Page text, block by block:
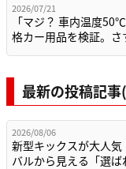
2026/07/21
「マジ？ 車内温度
格カー用品を検証。
最新の投稿記
2026/08/06
新型キックスが大人
バルから見える「選ば